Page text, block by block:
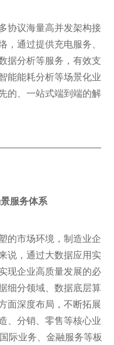
协议海量高并发架构接
，通过提供充电服务、
据分析等服务，有效支
能能耗分析等场景化业
的、一站式端到端的解
服务体系
的市场环境，制造业企
说，通过大数据应用实
现企业高质量发展的必
细分领域、数据底层算
面深度布局，不断拓展
、分销、零售等核心业
际业务、 金融服务等板